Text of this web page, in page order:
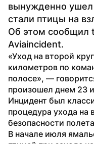
вынужденно ушел
стали птицы на
Об этом сообщил
Aviaincident.
«Уход на второй
километров по
полосе», —
произошел днем 23
Инцидент был
процедура ухода на
безопасности
В начале июля